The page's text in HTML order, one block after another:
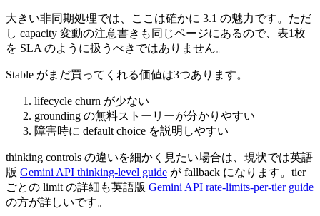
大きい非同期処理では、ここは確かに 3.1 の魅力です。ただ
し capacity 変動の注意書きも同じページにあるので、表1枚
を SLA のように扱うべきではありません。
Stable がまだ買ってくれる価値は3つあります。
lifecycle churn が少ない
grounding の無料ストーリーが分かりやすい
障害時に default choice を説明しやすい
thinking controls の違いを細かく見たい場合は、現状では英語
版 Gemini API thinking-level guide が fallback になります。tier
ごとの limit の詳細も英語版 Gemini API rate-limits-per-tier guide
の方が詳しいです。